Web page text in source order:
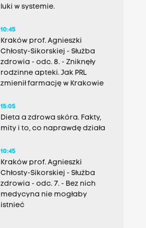
luki w systemie.
10:45
Kraków prof. Agnieszki
Chłosty-Sikorskiej - Służba
zdrowia - odc. 8. - Zniknęły
rodzinne apteki. Jak PRL
zmienił farmację w Krakowie
15:05
Dieta a zdrowa skóra. Fakty,
mity i to, co naprawdę działa
10:45
Kraków prof. Agnieszki
Chłosty-Sikorskiej - Służba
zdrowia - odc. 7. - Bez nich
medycyna nie mogłaby
istnieć